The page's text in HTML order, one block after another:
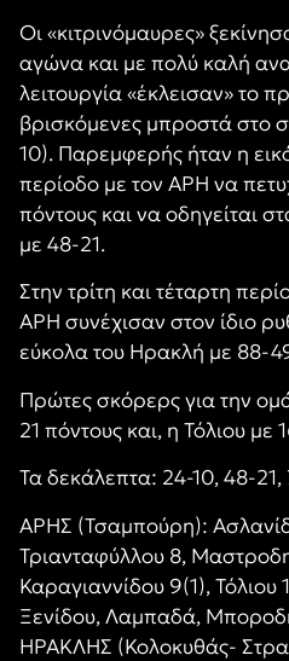
Οι «κιτρινόμαυρες»
αγώνα και με πολύ καλή
λειτουργία «έκλεισαν» το
βρισκόμενες μπροστά στο
10). Παρεμφερής ήταν η
περίοδο με τον ΑΡΗ να
πόντους και να οδηγείται
με 48-21.
Στην τρίτη και τέταρτη
ΑΡΗ συνέχισαν στον ίδιο
εύκολα του Ηρακλή με 88-
Πρώτες σκόρερς για την
21 πόντους και, η Τόλιου με
Τα δεκάλεπτα: 24-10, 48-
ΑΡΗΣ (Τσαμπούρη):
Τριανταφύλλου 8,
Καραγιαννίδου 9(1),
Ξενίδου, Λαμπαδά,
ΗΡΑΚΛΗΣ (Κολοκυθάς-